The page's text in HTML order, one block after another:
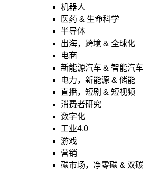
机器人
医药 & 生命科学
半导体
出海，跨境 & 全球化
电商
新能源汽车 & 智能汽车
电力，新能源 & 储能
直播，短剧 & 短视频
消费者研究
数字化
工业4.0
游戏
营销
碳市场，净零碳 & 双碳